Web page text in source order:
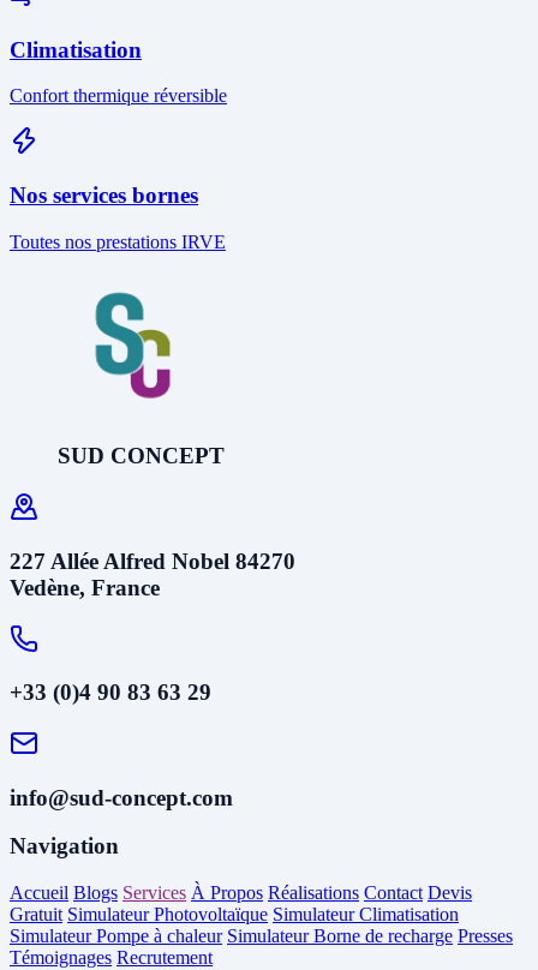
Climatisation
Confort thermique réversible
Nos services bornes
Toutes nos prestations IRVE
SUD CONCEPT
227 Allée Alfred Nobel 84270
Vedène, France
+33 (0)4 90 83 63 29
info@sud-concept.com
Navigation
Accueil Blogs Services À Propos Réalisations Contact Devis
Gratuit Simulateur Photovoltaïque Simulateur Climatisation
Simulateur Pompe à chaleur Simulateur Borne de recharge Presses
Témoignages Recrutement